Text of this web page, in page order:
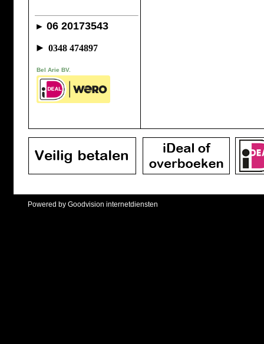
► 06 20173543
► 0348 474897
Bel Arie BV.
Powered by Goodvision internetdiensten